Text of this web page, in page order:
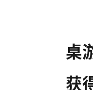
桌
获